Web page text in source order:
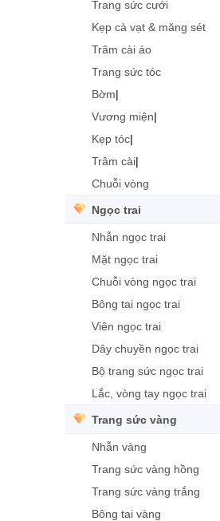
Trang sức cưới
Kẹp cà vạt & măng sét
Trâm cài áo
Trang sức tóc
Bờm|
Vương miện|
Kẹp tóc|
Trâm cài|
Chuỗi vòng
Ngọc trai
Nhẫn ngọc trai
Mặt ngọc trai
Chuỗi vòng ngọc trai
Bông tai ngọc trai
Viên ngọc trai
Dây chuyền ngọc trai
Bộ trang sức ngọc trai
Lắc, vòng tay ngọc trai
Trang sức vàng
Nhẫn vàng
Trang sức vàng hồng
Trang sức vàng trắng
Bông tai vàng